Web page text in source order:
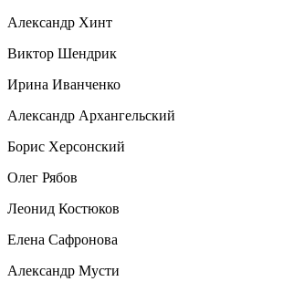
Александр Хинт
Виктор Шендрик
Ирина Иванченко
Александр Архангельский
Борис Херсонский
Олег Рябов
Леонид Костюков
Елена Сафронова
Александр Мусти